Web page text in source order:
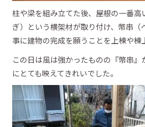
柱や梁を組み立てた後、屋根の一番高
ぎ）という横架材が取り付け、幣串（
事に建物の完成を願うことを上棟や棟
この日は風は強かったものの『幣串』
にとても映えてきれいでした。